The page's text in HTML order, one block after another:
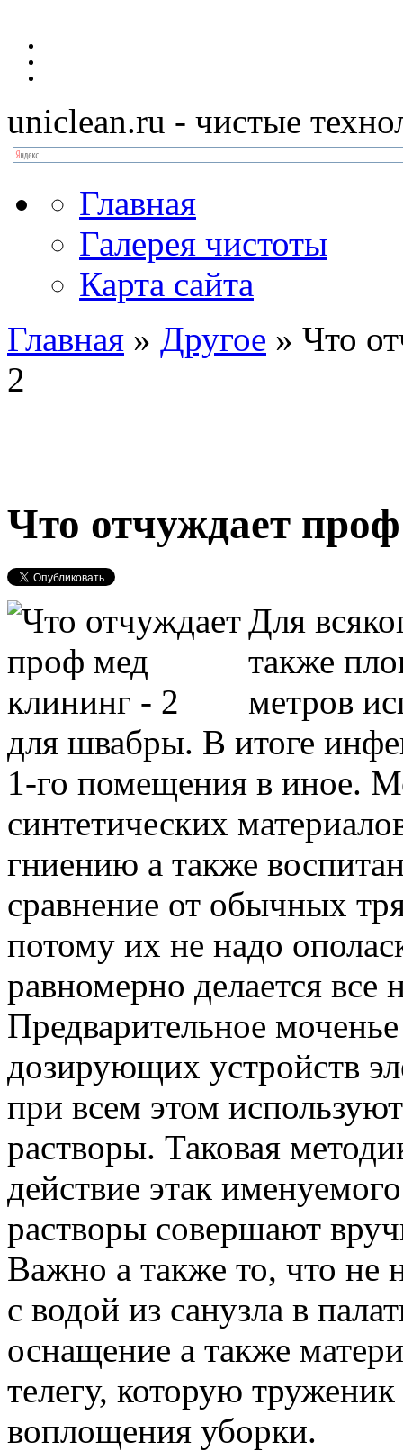
uniclean.ru - чистые
Главная
Галерея чистоты
Карта сайта
Главная » Другое » Что
2
Что отчуждает
Для
также
метров
для швабры. В итоге
1-го помещения в иное.
синтетических
гниению а также
сравнение от обычных
потому их не надо
равномерно делается все
Предварительное
дозирующих устройств
при всем этом
растворы. Таковая
действие этак
растворы совершают
Важно а также то, что не
с водой из санузла в
оснащение а также
телегу, которую
воплощения уборки.